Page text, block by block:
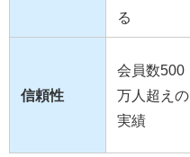
る
信頼性
会員数500
万人超えの
実績